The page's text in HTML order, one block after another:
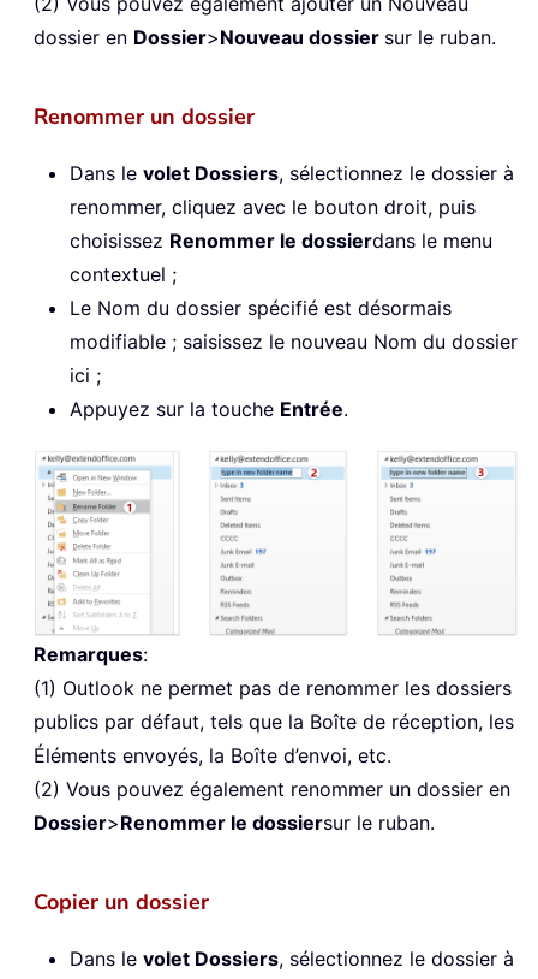
dossier en Dossier>Nouveau dossier sur le ruban.
Renommer un dossier
Dans le volet Dossiers, sélectionnez le dossier à
renommer, cliquez avec le bouton droit, puis
choisissez Renommer le dossierdans le menu
contextuel ;
Le Nom du dossier spécifié est désormais
modifiable ; saisissez le nouveau Nom du dossier
ici ;
Appuyez sur la touche Entrée.
Remarques:
(1) Outlook ne permet pas de renommer les dossiers
publics par défaut, tels que la Boîte de réception, les
Éléments envoyés, la Boîte d’envoi, etc.
(2) Vous pouvez également renommer un dossier en
Dossier>Renommer le dossiersur le ruban.
Copier un dossier
Dans le volet Dossiers, sélectionnez le dossier à